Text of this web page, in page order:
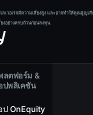
เวอเรจมีความเสี่ยงสูง และอาจทำให้คุณสูญเ
งอย่างครบถ้วนก่อนลงทุน.
เวอเรจมีความเสี่ยงสูง และอาจทำให้คุณสูญเ
งอย่างครบถ้วนก่อนลงทุน.
ลตฟอร์ม &
ปพลิเคชัน
ป OnEquity